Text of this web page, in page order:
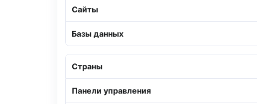
Сайты
Базы данных
Страны
Панели управления